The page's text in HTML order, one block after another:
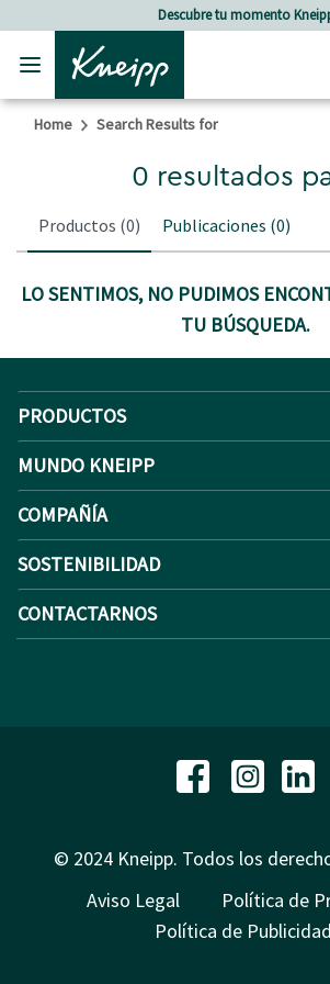
Skip to main content
Skip to footer contentDescubre tu momento
Home Search Results for
0 resultados
Productos (0) Publicaciones (0)
LO SENTIMOS, NO PUDIMOS
TU BÚSQUEDA.
PRODUCTOS
MUNDO KNEIPP
COMPAÑÍA
SOSTENIBILIDAD
CONTACTARNOS
© 2024 Kneipp. Todos los
Aviso Legal
Política de
Política de Publicidad